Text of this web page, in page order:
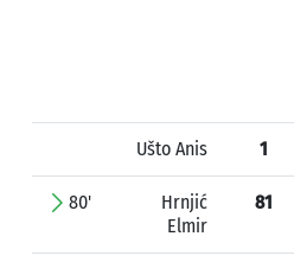
Ušto Anis 1
80'
Hrnjić
Elmir
81